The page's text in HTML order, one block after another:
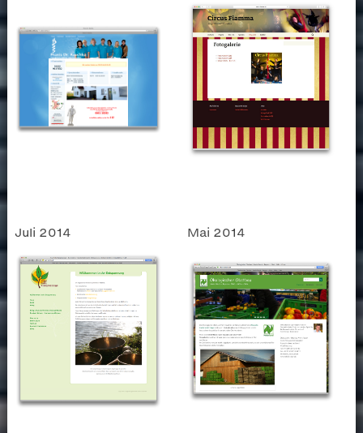
Juli 2014 Mai 2014